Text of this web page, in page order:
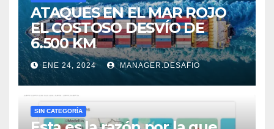
ATAQUES EN EL MAR ROJO
EL COSTOSO DESVÍO DE
6.500 KM
ENE 24, 2024 MANAGER.DESAFIO
SIN CATEGORÍA